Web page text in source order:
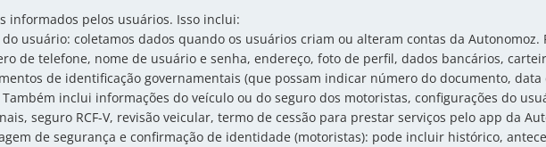
informados pelos usuários. Isso inclui:
do usuário: coletamos dados quando os usuários criam ou alteram contas da Autonomoz.
de telefone, nome de usuário e senha, endereço, foto de perfil, dados bancários,
de identificação governamentais (que possam indicar número do documento, data
inclui informações do veículo ou do seguro dos motoristas, configurações do
seguro RCF-V, revisão veicular, termo de cessão para prestar serviços pelo app da
de segurança e confirmação de identidade (motoristas): pode incluir histórico,